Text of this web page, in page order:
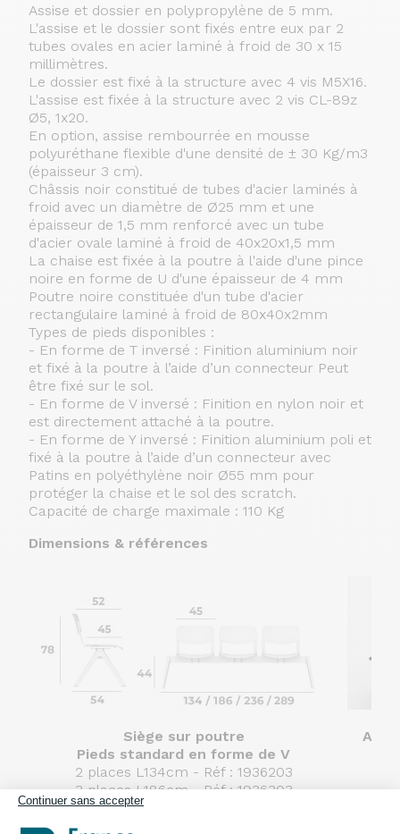
Continuer sans accepter
Assise et dossier en polypropylène de 5 mm.
L'assise et le dossier sont fixés entre eux par 2
tubes ovales en acier laminé à froid de 30 x 15
millimètres.
Le dossier est fixé à la structure avec 4 vis M5X16.
L'assise est fixée à la structure avec 2 vis CL-89z
Ø5, 1x20.
En option, assise rembourrée en mousse
polyuréthane flexible d'une densité de ± 30 Kg/m3
(épaisseur 3 cm).
Châssis noir constitué de tubes d'acier laminés à
froid avec un diamètre de Ø25 mm et une
épaisseur de 1,5 mm renforcé avec un tube
d'acier ovale laminé à froid de 40x20x1,5 mm
La chaise est fixée à la poutre à l'aide d'une pince
noire en forme de U d'une épaisseur de 4 mm
Poutre noire constituée d'un tube d'acier
rectangulaire laminé à froid de 80x40x2mm
Types de pieds disponibles :
- En forme de T inversé : Finition aluminium noir
et fixé à la poutre à l’aide d’un connecteur Peut
être fixé sur le sol.
- En forme de V inversé : Finition en nylon noir et
est directement attaché à la poutre.
- En forme de Y inversé : Finition aluminium poli et
fixé à la poutre à l’aide d’un connecteur avec
Patins en polyéthylène noir Ø55 mm pour
protéger la chaise et le sol des scratch.
Capacité de charge maximale : 110 Kg
Dimensions & références
Siège sur poutre
Pieds standard en forme de V
2 places L134cm - Réf : 1936203
3 places L186cm - Réf : 1936303
4 places L236cm - Réf : 1936403
5 places L289cm - Réf : 1936503